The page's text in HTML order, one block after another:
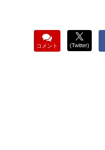
コメント (Twitter)